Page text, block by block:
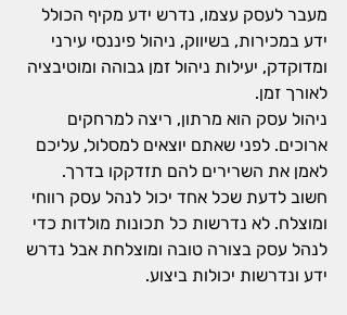
מעבר לעסק עצמו, נדרש ידע מקיף הכולל
ידע במכירות, בשיווק, ניהול פיננסי עירני
ומדוקדק, יעילות ניהול זמן גבוהה ומוטיבציה
לאורך זמן.
ניהול עסק הוא מרתון, ריצה למרחקים
ארוכים. לפני שאתם יוצאים למסלול, עליכם
לאמן את השרירים להם תזדקקו בדרך.
חשוב לדעת שכל אחד יכול לנהל עסק רווחי
ומוצלח. לא נדרשות כל תכונות מולדות כדי
לנהל עסק בצורה טובה ומוצלחת אבל נדרש
ידע ונדרשות יכולות ביצוע.